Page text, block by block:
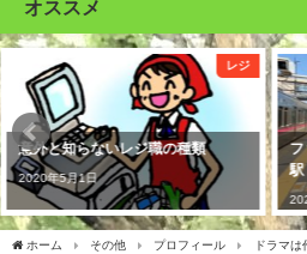
オススメ
ジ 京王線
ファミリーにオススメ！京王片倉
駅
2020年5月18日
ホーム その他 プロフィール ドラマは